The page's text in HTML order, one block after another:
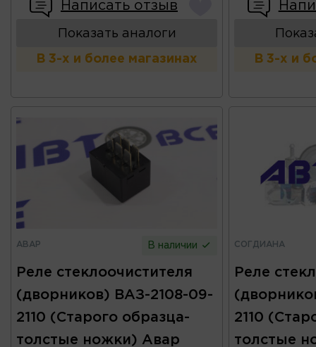
Написать отзыв
Показать аналоги
В 3-х и более магазинах В 3-х и
АВАР В наличии
Реле стеклоочистителя
(дворников) ВАЗ-2108-09-
2110 (Старого образца-
толстые ножки) Авар
СОГДИАНА
Реле
2110
толстые